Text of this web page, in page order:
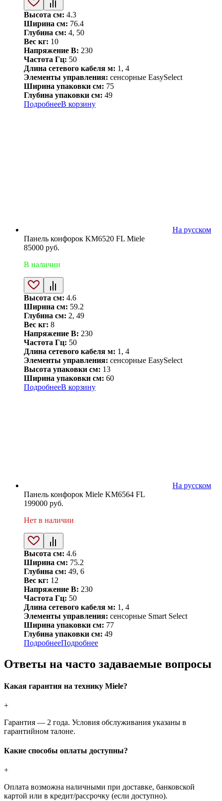
Высота см: 4.3
Ширина см: 76.4
Глубина см: 4, 50
Вес кг: 10
Напряжение В: 230
Частота Гц: 50
Длина сетевого кабеля м: 1, 4
Элементы управления: сенсорные EasySelect
Ширина упаковки см: 75
Глубина упаковки см: 49
ПодробнееВ корзину
На русском
Панель конфорок KM6520 FL Miele
85000 руб.
В наличии
Высота см: 4.6
Ширина см: 59.2
Глубина см: 2, 49
Вес кг: 8
Напряжение В: 230
Частота Гц: 50
Длина сетевого кабеля м: 1, 4
Элементы управления: сенсорные EasySelect
Высота упаковки см: 13
Ширина упаковки см: 60
ПодробнееВ корзину
На русском
Панель конфорок Miele KM6564 FL
199000 руб.
Нет в наличии
Высота см: 4.6
Ширина см: 75.2
Глубина см: 49, 6
Вес кг: 12
Напряжение В: 230
Частота Гц: 50
Длина сетевого кабеля м: 1, 4
Элементы управления: сенсорные Smart Select
Ширина упаковки см: 77
Глубина упаковки см: 49
ПодробнееПодробнее
Ответы на часто задаваемые вопросы
Какая гарантия на технику Miele?
+
Гарантия — 2 года. Условия обслуживания указаны в
гарантийном талоне.
Какие способы оплаты доступны?
+
Оплата возможна наличными при доставке, банковской
картой или в кредит/рассрочку (если доступно).